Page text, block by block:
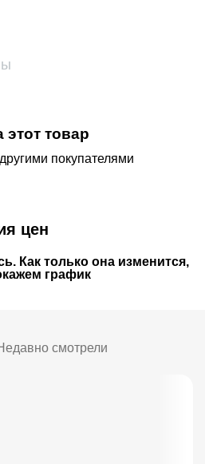
этот товар
покупателями
цен
Как только она изменится,
график
смотрели